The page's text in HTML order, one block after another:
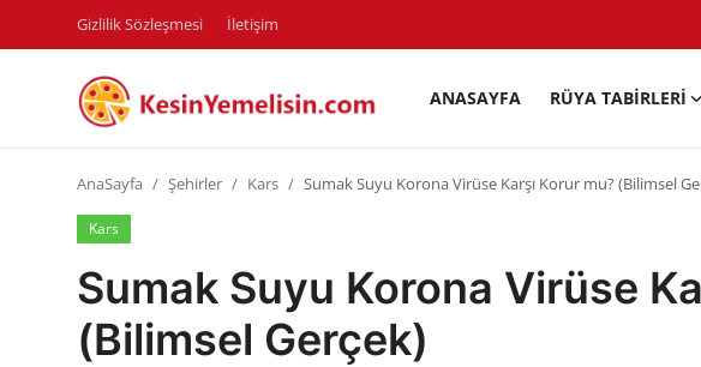
Gizlilik Sözleşmesi İletişim
ANASAYFA RÜYA TABIRLERI
Diyet & Sağlıklı Beslenme
AnaSayfa Şehirler Kars Sumak Suyu Korona Virüse Karşı Korur mu? (Bilimsel
Kars
Sumak Suyu Korona Virüse
(Bilimsel Gerçek)